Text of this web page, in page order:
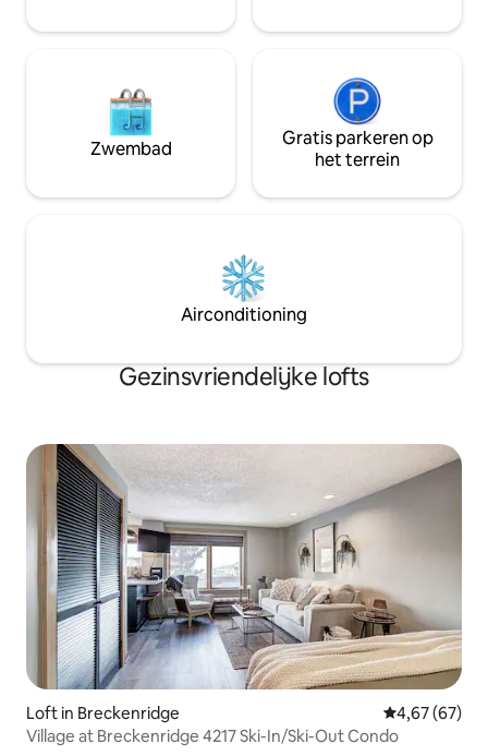
parkeergelegenheid buiten op basis van
plekken van het medisch centrum. Deze
accommodatie in hotelstijl is geweldig
voor een kort uitstapje tegen een
betaalbaar tarief. Zo kan iedereen
prachtige beek achter het huis die je
Zwembad
Gratis parkeren op
het terrein
Airconditioning
Gezinsvriendelijke lofts
Loft in Breckenridge Gemiddelde
4,67 (67)
Village at Breckenridge 4217 Ski-In/Ski-Out Condo